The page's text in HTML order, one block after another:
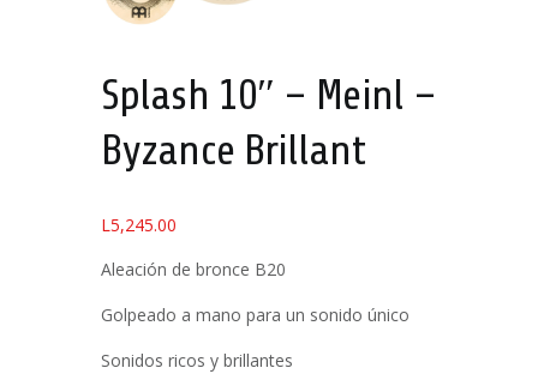
Splash 10″ – Meinl –
Byzance Brillant
L 5,245.00
Aleación de bronce B20
Golpeado a mano para un sonido único
Sonidos ricos y brillantes